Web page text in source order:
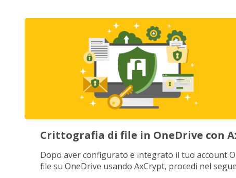
Crittografia di file in OneDrive con
Dopo aver configurato e integrato il tuo account
file su OneDrive usando AxCrypt, procedi nel